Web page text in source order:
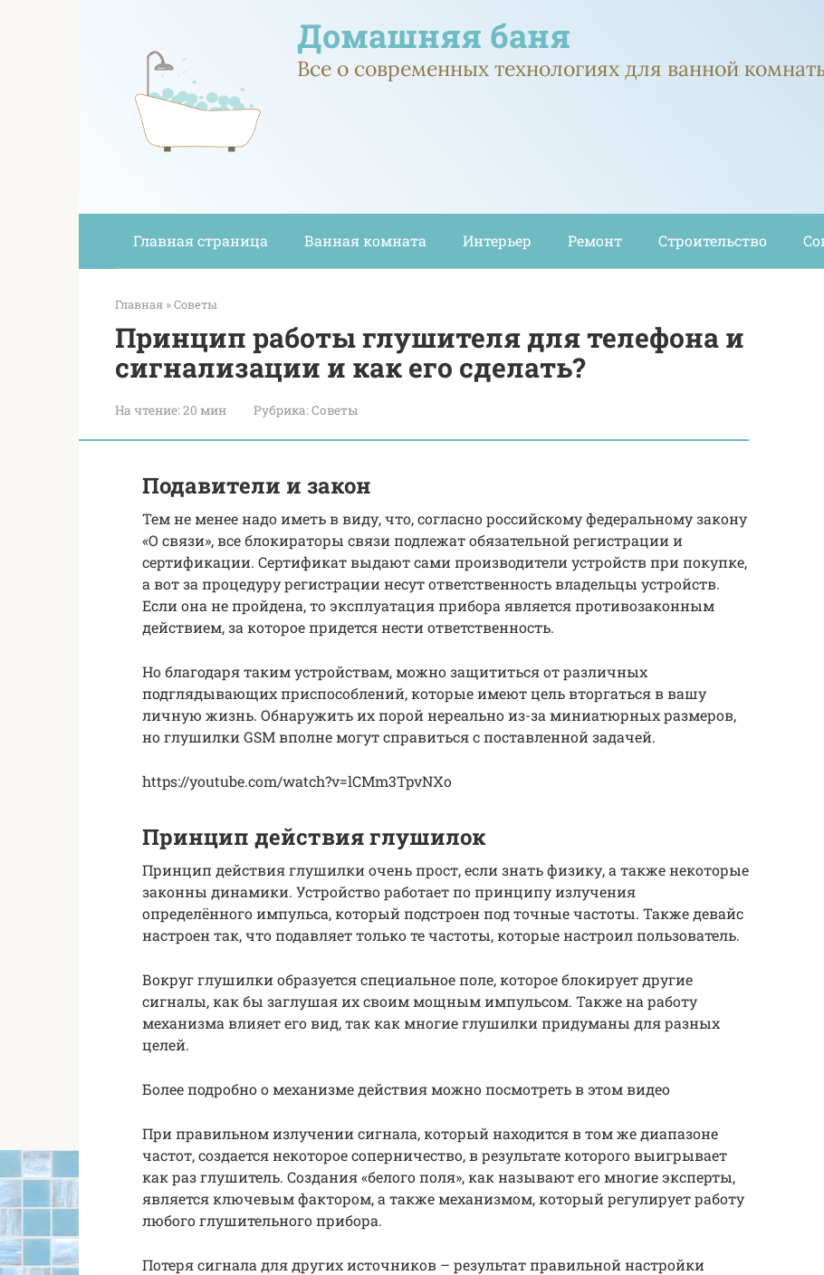
Домашняя баня
Все о современных технологиях для ванной
Главная страница Ванная комната Интерьер Ремонт Строительство
Главная »Советы
Принцип работы глушителя для телефона и
сигнализации и как его сделать?
На чтение:20 мин Рубрика:Советы
Подавители и закон
Тем не менее надо иметь в виду, что, согласно российскому федеральному закону
«О связи», все блокираторы связи подлежат обязательной регистрации и
сертификации. Сертификат выдают сами производители устройств при покупке,
а вот за процедуру регистрации несут ответственность владельцы устройств.
Если она не пройдена, то эксплуатация прибора является противозаконным
действием, за которое придется нести ответственность.
Но благодаря таким устройствам, можно защититься от различных
подглядывающих приспособлений, которые имеют цель вторгаться в вашу
личную жизнь. Обнаружить их порой нереально из-за миниатюрных размеров,
но глушилки GSM вполне могут справиться с поставленной задачей.
https://youtube.com/watch?v=lCMm3TpvNXo
Принцип действия глушилок
Принцип действия глушилки очень прост, если знать физику, а также некоторые
законны динамики. Устройство работает по принципу излучения
определённого импульса, который подстроен под точные частоты. Также девайс
настроен так, что подавляет только те частоты, которые настроил пользователь.
Вокруг глушилки образуется специальное поле, которое блокирует другие
сигналы, как бы заглушая их своим мощным импульсом. Также на работу
механизма влияет его вид, так как многие глушилки придуманы для разных
целей.
Более подробно о механизме действия можно посмотреть в этом видео
При правильном излучении сигнала, который находится в том же диапазоне
частот, создается некоторое соперничество, в результате которого выигрывает
как раз глушитель. Создания «белого поля», как называют его многие эксперты,
является ключевым фактором, а также механизмом, который регулирует работу
любого глушительного прибора.
Потеря сигнала для других источников – результат правильной настройки